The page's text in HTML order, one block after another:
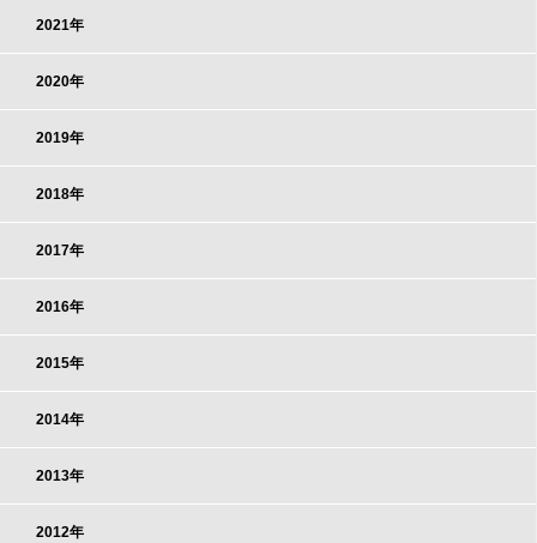
2021年
2020年
2019年
2018年
2017年
2016年
2015年
2014年
2013年
2012年